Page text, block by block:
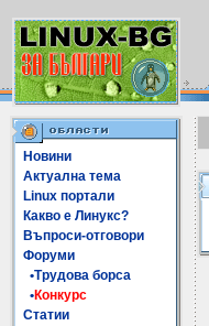
Новини
Актуална тема
Linux портали
Какво е Линукс?
Въпроси-отговори
Форуми
•Трудова борса
•Конкурс
Статии